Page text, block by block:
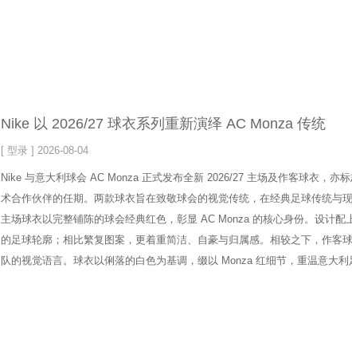
Nike 以 2026/27 球衣系列重新演绎 AC Monza 传统
[ 型录 ] 2026-08-04
Nike 与意大利球会 AC Monza 正式发布全新 2026/27 主场及作客球衣，亦
术合作伙伴的任期。两款球衣旨在致敬球会的视觉传统，在经典足球传统与
主场球衣以完整铺陈的球会经典红色，彰显 AC Monza 的核心身份。设计配
的足球轮廓；相比繁复图案，更着重简洁、自豪与归属感。相较之下，作客
队的视觉语言。球衣以俐落的白色为基调，缀以 Monza 红细节，重温意大